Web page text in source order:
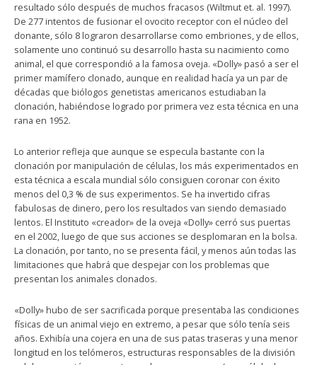
resultado sólo después de muchos fracasos (Wiltmut et. al. 1997).
De 277 intentos de fusionar el ovocito receptor con el núcleo del
donante, sólo 8 lograron desarrollarse como embriones, y de ellos,
solamente uno continuó su desarrollo hasta su nacimiento como
animal, el que correspondió a la famosa oveja. «Dolly» pasó a ser el
primer mamífero clonado, aunque en realidad hacía ya un par de
décadas que biólogos genetistas americanos estudiaban la
clonación, habiéndose logrado por primera vez esta técnica en una
rana en 1952.
Lo anterior refleja que aunque se especula bastante con la
clonación por manipulación de células, los más experimentados en
esta técnica a escala mundial sólo consiguen coronar con éxito
menos del 0,3 % de sus experimentos. Se ha invertido cifras
fabulosas de dinero, pero los resultados van siendo demasiado
lentos. El Instituto «creador» de la oveja «Dolly» cerró sus puertas
en el 2002, luego de que sus acciones se desplomaran en la bolsa.
La clonación, por tanto, no se presenta fácil, y menos aún todas las
limitaciones que habrá que despejar con los problemas que
presentan los animales clonados.
«Dolly» hubo de ser sacrificada porque presentaba las condiciones
físicas de un animal viejo en extremo, a pesar que sólo tenía seis
años. Exhibía una cojera en una de sus patas traseras y una menor
longitud en los telómeros, estructuras responsables de la división